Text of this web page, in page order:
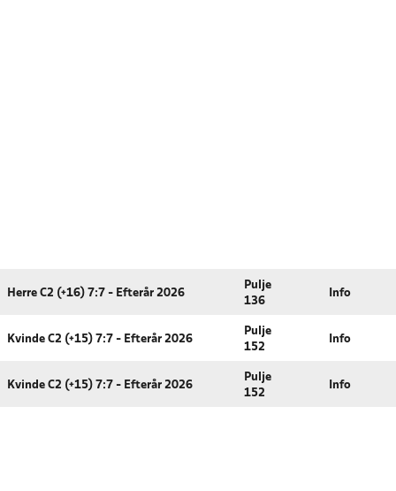
Herre C2 (+16) 7:7 - Efterår 2026
Pulje
136
Info
Kvinde C2 (+15) 7:7 - Efterår 2026
Pulje
152
Info
Kvinde C2 (+15) 7:7 - Efterår 2026
Pulje
152
Info